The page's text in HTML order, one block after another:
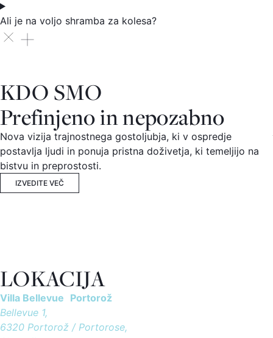
Ali je na voljo shramba za kolesa?
KDO SMO
Prefinjeno in nepozabno
Nova vizija trajnostnega gostoljubja, ki v ospredje
postavlja ljudi in ponuja pristna doživetja, ki temeljijo na
bistvu in preprostosti.
IZVEDITE VEČ
LOKACIJA
Villa Bellevue Portorož
Bellevue 1,
6320 Portorož / Portorose,